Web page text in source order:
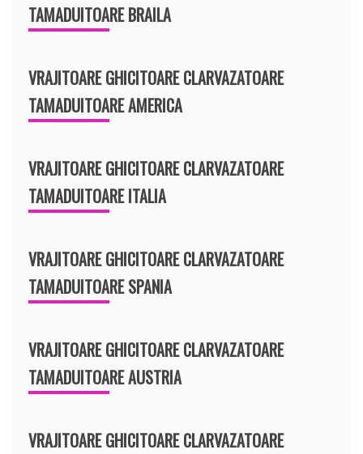
TAMADUITOARE BRAILA
VRAJITOARE GHICITOARE CLARVAZATOARE
TAMADUITOARE AMERICA
VRAJITOARE GHICITOARE CLARVAZATOARE
TAMADUITOARE ITALIA
VRAJITOARE GHICITOARE CLARVAZATOARE
TAMADUITOARE SPANIA
VRAJITOARE GHICITOARE CLARVAZATOARE
TAMADUITOARE AUSTRIA
VRAJITOARE GHICITOARE CLARVAZATOARE